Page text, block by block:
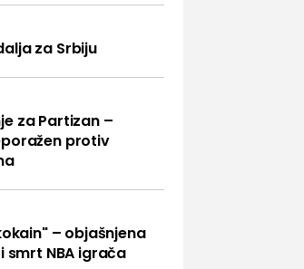
za Srbiju
za Partizan –
protiv
– objašnjena
smrt NBA igrača